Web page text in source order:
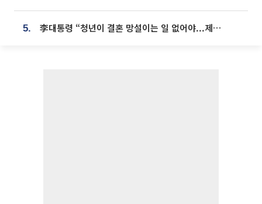
5. 李대통령 “청년이 결혼 망설이는 일 없어야...제도상 불이익 조사”